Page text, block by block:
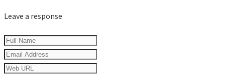
Leave a response